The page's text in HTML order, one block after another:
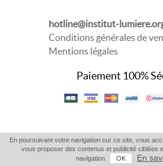
hotline@institut-
Conditions générales de
Mentions légales
Paiement 100%
En poursuivant votre navigation sur ce site, vous
vous proposer des contenus et publicité ciblées
navigation.
OK En